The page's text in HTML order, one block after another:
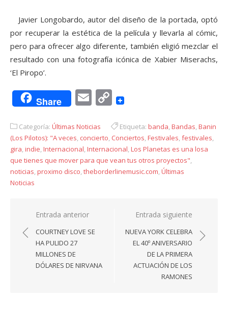
Javier Longobardo, autor del diseño de la portada, optó
por recuperar la estética de la película y llevarla al cómic,
pero para ofrecer algo diferente, también eligió mezclar el
resultado con una fotografía icónica de Xabier Miserachs,
‘El Piropo’.
Share EmailCopy
Categoría: Últimas Noticias Etiqueta: banda,Bandas,Banin
(Los Pilotos): "A veces, concierto, Conciertos,Festivales,festivales,
gira,indie,Internacional,Internacional,Los Planetas es una losa
que tienes que mover para que vean tus otros proyectos",
noticias,proximo disco,theborderlinemusic.com,Últimas
Noticias
Navegación
de
entradas
Entrada anterior
COURTNEY LOVE SE
HA PULIDO 27
MILLONES DE
DÓLARES DE NIRVANA
Entrada siguiente
NUEVA YORK CELEBRA
EL 40º ANIVERSARIO
DE LA PRIMERA
ACTUACIÓN DE LOS
RAMONES